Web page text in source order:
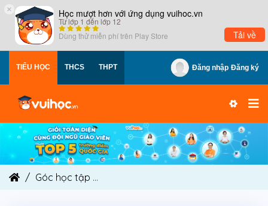
× Học mượt hơn với ứng dụng vuihoc.vn
Từ lớp 1 đến lớp 12
Dùng thử miễn phí trên Play Store Tải về
TIỂU HỌC THCS THPT Đăng nhập Đăng ký
Góc học tập